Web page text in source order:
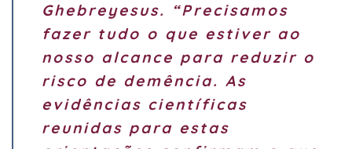
Ghebreyesus. “Precisamos
fazer tudo o que estiver ao
nosso alcance para reduzir o
risco de demência. As
evidências científicas
reunidas para estas